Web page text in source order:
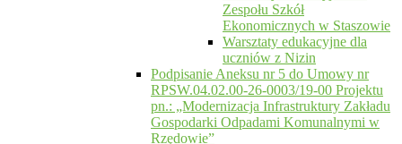
Zespołu Szkół
Ekonomicznych w Staszowie
Warsztaty edukacyjne dla
uczniów z Nizin
Podpisanie Aneksu nr 5 do Umowy nr
RPSW.04.02.00-26-0003/19-00 Projektu
pn.: „Modernizacja Infrastruktury Zakładu
Gospodarki Odpadami Komunalnymi w
Rzędowie”